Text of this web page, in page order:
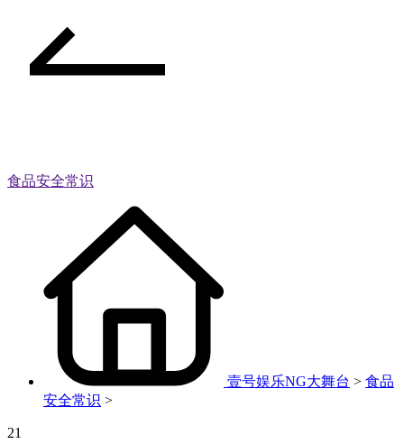
食品安全常识
壹号娱乐NG大舞台 > 食品
安全常识 >
21